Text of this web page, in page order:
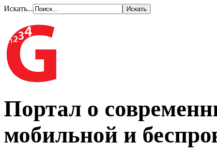
Искать...
Портал о
мобильной и